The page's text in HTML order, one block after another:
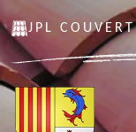
JPL